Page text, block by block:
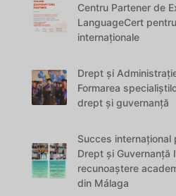
Centru Partener de
LanguageCert
internaționale
Drept și
Formarea
drept și guvernanță
Succes internațional
Drept și Guvernanță
recunoaștere
din Málaga